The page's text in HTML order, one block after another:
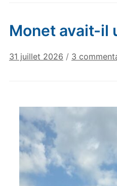
Monet avait-il
31 juillet 2026 / 3